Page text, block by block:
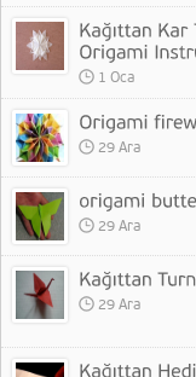
1 Oca
29 Ara
29 Ara
29 Ara